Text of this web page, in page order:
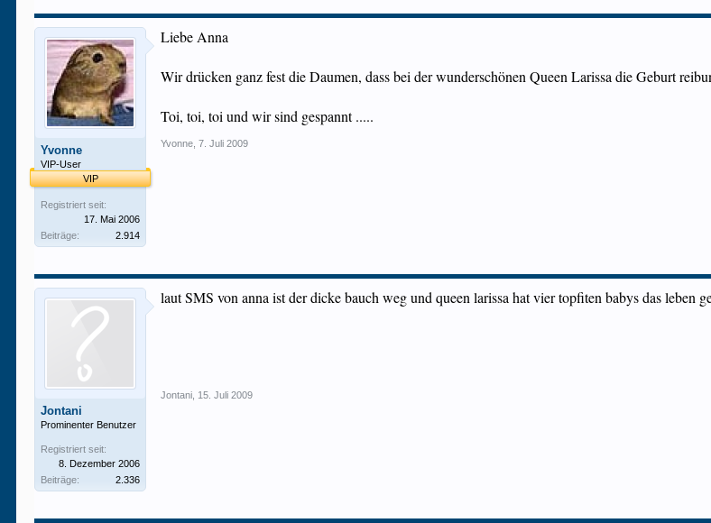
Yvonne
VIP-User
VIP
Registriert seit:
17. Mai 2006
Beiträge:
2.914
Liebe Anna
Wir drücken ganz fest die Daumen, dass bei der wunderschönen Queen Larissa die Geburt
Toi, toi, toi und wir sind gespannt .....
Yvonne 7. Juli 2009
Jontani
Prominenter Benutzer
Registriert seit:
8. Dezember 2006
Beiträge:
2.336
laut SMS von anna ist der dicke bauch weg und queen larissa hat vier topfiten babys das leben
Jontani 15. Juli 2009